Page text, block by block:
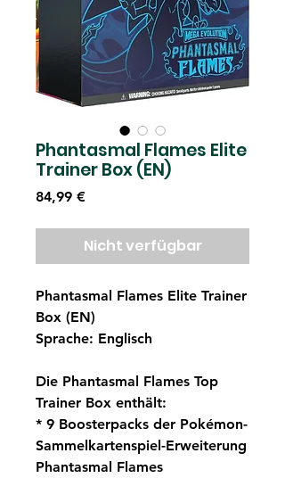
Phantasmal Flames Elite
Trainer Box (EN)
84,99 €Preis
Nicht verfügbar
Phantasmal Flames Elite Trainer
Box (EN)
Sprache: Englisch
Die Phantasmal Flames Top
Trainer Box enthält:
* 9 Boosterpacks der Pokémon-
Sammelkartenspiel-Erweiterung
Phantasmal Flames